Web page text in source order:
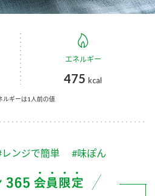
たれ
中華
おすしの素
史
組み
エネルギー
475 kcal
ルギーは1人前の値
ンジで簡単 #味ぽん